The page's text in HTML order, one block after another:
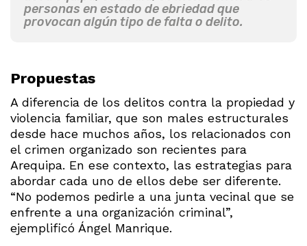
personas en estado de ebriedad que
provocan algún tipo de falta o delito.
Propuestas
A diferencia de los delitos contra la propiedad y
violencia familiar, que son males estructurales
desde hace muchos años, los relacionados con
el crimen organizado son recientes para
Arequipa. En ese contexto, las estrategias para
abordar cada uno de ellos debe ser diferente.
“No podemos pedirle a una junta vecinal que se
enfrente a una organización criminal”,
ejemplificó Ángel Manrique.